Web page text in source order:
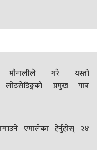
मौनालीले गरे यस्तो
प्रमुख पात्र
लगाउने एमालेका हेर्नुहोस् २४